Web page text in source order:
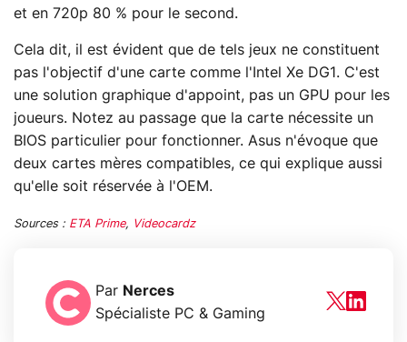
et en 720p 80 % pour le second.
Cela dit, il est évident que de tels jeux ne constituent
pas l'objectif d'une carte comme l'Intel Xe DG1. C'est
une solution graphique d'appoint, pas un GPU pour les
joueurs. Notez au passage que la carte nécessite un
BIOS particulier pour fonctionner. Asus n'évoque que
deux cartes mères compatibles, ce qui explique aussi
qu'elle soit réservée à l'OEM.
Sources : ETA Prime, Videocardz
Par Nerces
Spécialiste PC & Gaming